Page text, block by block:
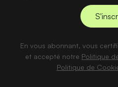
En vous abonnant, vous
et accepté notre Politique
Politique de